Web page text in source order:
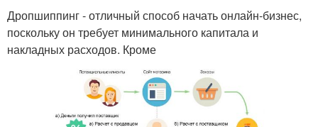
Дропшиппинг - отличный способ начать онлайн-бизнес,
поскольку он требует минимального капитала и
накладных расходов. Кроме